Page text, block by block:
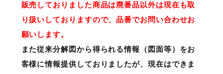
販売しておりました商品は廃番品以外は現在も取
り扱いしておりますので、品番でお問い合わせお
願いします。
また従来分解図から得られる情報（図面等）をお
客様に情報提供しておりましたが、現在はできま